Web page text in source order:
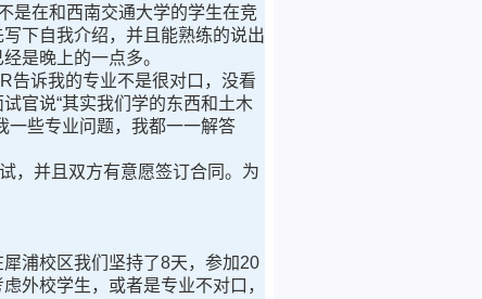
在和西南交通大学的学生在竞
下自我介绍，并且能熟练的说出
是晚上的一点多。
诉我的专业不是很对口，没看
官说“其实我们学的东西和土木
一些专业问题，我都一一解答
，并且双方有意愿签订合同。为
浦校区我们坚持了8天，参加20
外校学生，或者是专业不对口，